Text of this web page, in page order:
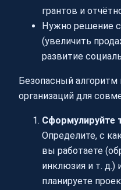
грантов и
Нужно решение
(увеличить
развитие
Безопасный
организаций для
Сформулируйте
Определите, с
вы работаете
инклюзия и т. д.)
планируете